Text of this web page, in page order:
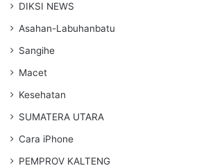
DIKSI NEWS
Asahan-Labuhanbatu
Sangihe
Macet
Kesehatan
SUMATERA UTARA
Cara iPhone
PEMPROV KALTENG